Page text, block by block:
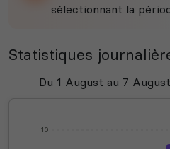
sélectionnant la
Statistiques
10